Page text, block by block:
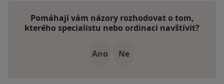
Pomáhají vám názory rozhodovat o tom,
kterého specialistu nebo ordinaci navštívit?
Ano Ne